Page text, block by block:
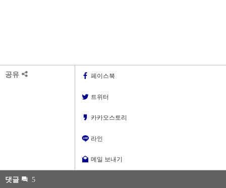
공유 페이스북
트위터
카카오스토리
라인
메일 보내기
댓글 5